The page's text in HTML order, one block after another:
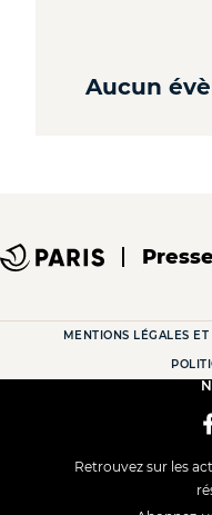
Aucun
Presse
MENTIONS LÉGALES ET
Retrouvez sur les